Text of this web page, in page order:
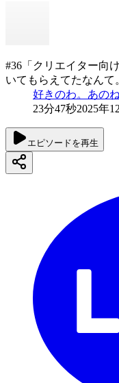
#36「クリエイター向
いてもらえてたなんて
好きのわ。あのね
23分47秒2025年
エピソードを再生